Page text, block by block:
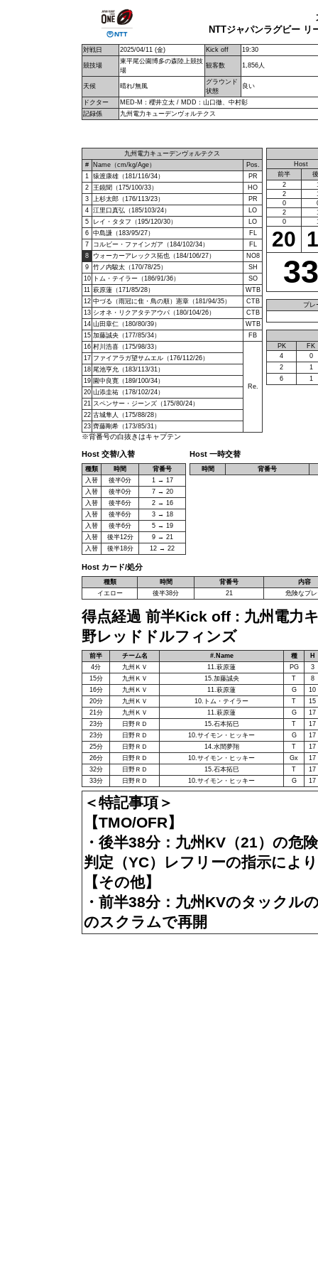
NTTジャパンラグビー
対戦日 2025/04/11 (金) Kick off 19:30
競技場
東平尾公園博多の森陸上競技
場
観客数 1,856人
天候 晴れ/無風
グラウンド
状態
良い
ドクター
MED-M：櫻井立太 / MDD：山口徹、中村彰
記録係
九州電力キューデンヴォルテクス
九州電力キューデンヴォルテクス
#
Name（cm/kg/Age）
Pos.
1 猿渡康雄（181/116/34）
PR
2 王鏡聞（175/100/33）
HO
3 上杉太郎（176/113/23）
PR
4 江里口真弘（185/103/24）
LO
5
レイ・タタフ（195/120/30）
LO
6 中島謙（183/95/27）
FL
7
コルビー・ファインガア（184/102/34）
FL
8
ウォーカーアレックス拓也（184/106/27）
NO8
9 竹ノ内駿太（170/78/25）
SH
10
トム・テイラー（186/91/36）
SO
11 萩原蓮（171/85/28）
WTB
12 中づる（雨冠に隹・鳥の順）憲章（181/94/35）
CTB
13 シオネ・リクアタテアウパ（180/104/26）
CTB
14 山田章仁（180/80/39）
WTB
15 加藤誠央（177/85/34）
FB
16 村川浩喜（175/98/33）
Re.
17 ファイアラガ望サムエル（176/112/26）
18 尾池亨允（183/113/31）
19 園中良寛（189/100/34）
20 山添圭祐（178/102/24）
21 スペンサー・ジーンズ（175/80/24）
22 古城隼人（175/88/28）
23 齊藤剛希（173/85/31）
※背番号の白抜きはキャプテン
Host
前半
2
2
0
2
0
20
33
プレ
PK
FK
4
0
2
1
6
1
Host 交替/入替
種類 時間
背番号
入替
後半0分
1 → 17
入替
後半0分
7 → 20
入替
後半6分
2 → 16
入替
後半6分
3 → 18
入替
後半6分
5 → 19
入替
後半12分
9 → 21
入替
後半18分 12 → 22
Host 一時交替
時間 背番号
Host カード/処分
種類 時間 背番号
内容
イエロー
後半38分 21 危険なプ
得点経過 前半Kick off : 九州電力
野レッドドルフィンズ
前半 チーム名 #.Name 種
H
4分
九州ＫＶ 11.萩原蓮 PG
3
15分
九州ＫＶ 15.加藤誠央 T
8
16分
九州ＫＶ 11.萩原蓮 G
10
20分
九州ＫＶ 10.トム・テイラー T
15
21分
九州ＫＶ 11.萩原蓮 G
17
23分
日野ＲＤ 15.石本拓巳 T
17
23分
日野ＲＤ 10.サイモン・ヒッキー G
17
25分
日野ＲＤ 14.水間夢翔 T
17
26分
日野ＲＤ 10.サイモン・ヒッキー Gx
17
32分
日野ＲＤ 15.石本拓巳 T
17
33分
日野ＲＤ 10.サイモン・ヒッキー G 17
＜特記事項＞
【TMO/OFR】
・後半38分：九州KV（21）の
判定（YC）レフリーの指示によ
【その他】
・前半38分：九州KVのタックル
のスクラムで再開